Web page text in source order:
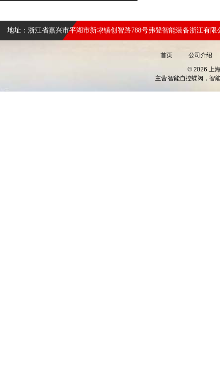
地址：浙江省嘉兴市平湖市新埭镇创智路788号弗登智能装备浙江有限
首页 公司介绍
© 2026 上
主营智能自控蝶阀，智